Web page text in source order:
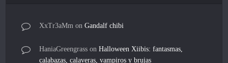
XxTr3aMm onGandalf chibi
HaniaGreengrass onHalloween Xiibis: fantasmas,
calabazas, calaveras, vampiros y brujas